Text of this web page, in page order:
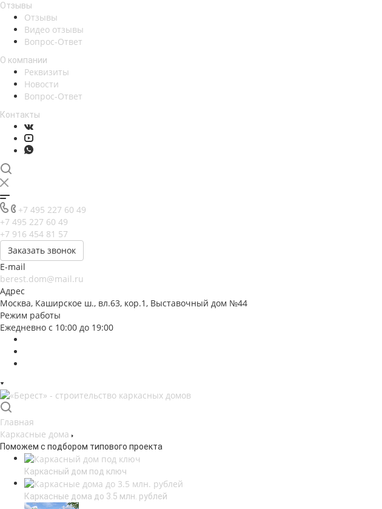
Отзывы
Отзывы
Видео отзывы
Вопрос-Ответ
О компании
Реквизиты
Новости
Вопрос-Ответ
Контакты
+7 495 227 60 49
+7 495 227 60 49
+7 916 454 81 57
Заказать звонок
E-mail
berest.dom@mail.ru
Адрес
Москва, Каширское ш., вл.63, кор.1, Выставочный дом №44
Режим работы
Ежедневно с 10:00 до 19:00
Главная
Каркасные дома
Поможем с подбором типового проекта
Каркасный дом под ключ
Каркасные дома до 3.5 млн. рублей